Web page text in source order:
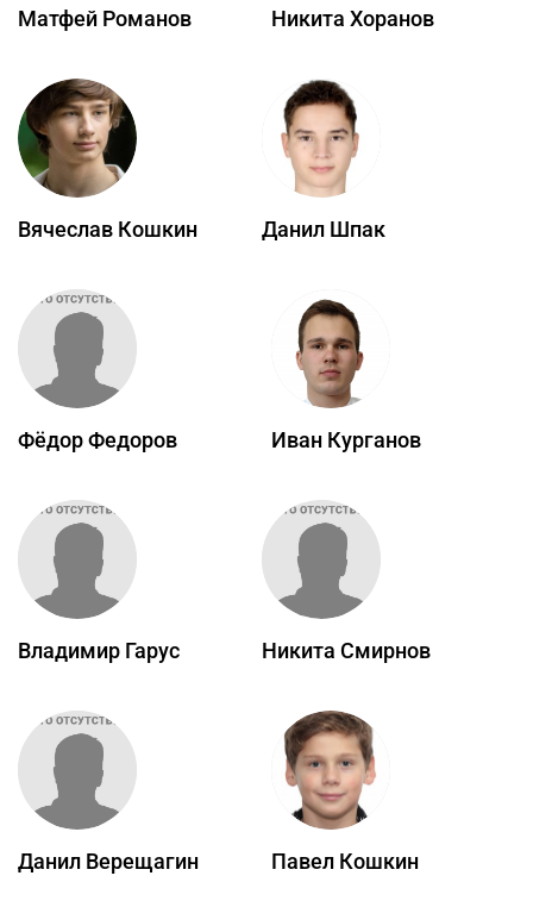
Матфей Романов Никита Хоранов
Вячеслав Кошкин Данил Шпак
Фёдор Федоров Иван Курганов
Владимир Гарус Никита Смирнов
Данил Верещагин Павел Кошкин